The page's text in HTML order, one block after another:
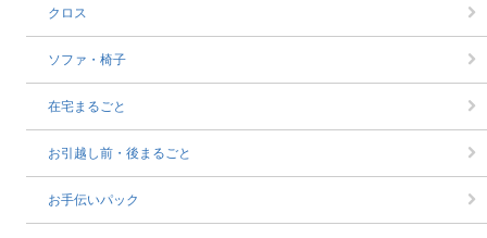
クロス
ソファ・椅子
在宅まるごと
お引越し前・後まるごと
お手伝いパック